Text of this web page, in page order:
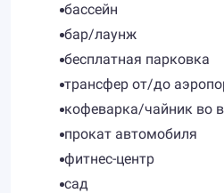
бассейн
бар/лаунж
бесплатная парковка
трансфер от/до
кофеварка/чайник во
прокат автомобиля
фитнес-центр
сад